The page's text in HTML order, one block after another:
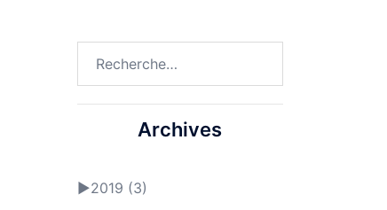
Archives
►2019 (3)